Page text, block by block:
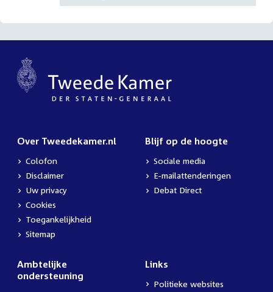
Over Tweedekamer.nl
Colofon
Disclaimer
Uw privacy
Cookies
Toegankelijkheid
Sitemap
Blijf op de hoogte
Sociale media
E-mailattenderingen
Debat Direct
Ambtelijke
ondersteuning
Links
Politieke websites